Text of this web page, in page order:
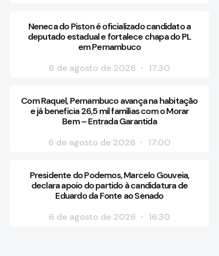
Neneca do Piston é oficializado candidato a
deputado estadual e fortalece chapa do PL
em Pernambuco
6 de agosto de 2026
17:30
Com Raquel, Pernambuco avança na habitação
e já beneficia 26,5 mil famílias com o Morar
Bem – Entrada Garantida
6 de agosto de 2026
17:00
Presidente do Podemos, Marcelo Gouveia,
declara apoio do partido à candidatura de
Eduardo da Fonte ao Senado
6 de agosto de 2026
16:30